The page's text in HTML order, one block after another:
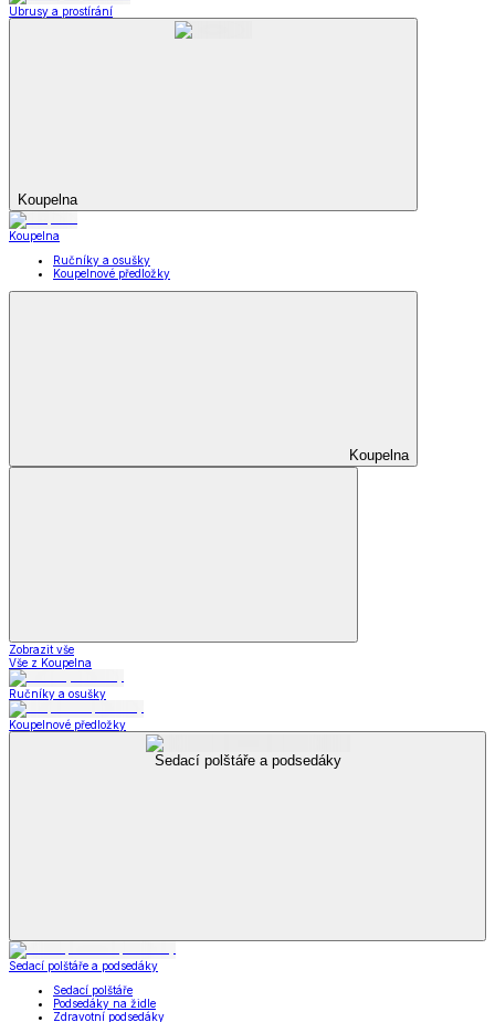
Ubrusy a prostírání
Koupelna
Koupelna
Ručníky a osušky
Koupelnové předložky
Koupelna
Zobrazit vše
Vše z Koupelna
Ručníky a osušky
Koupelnové předložky
Sedací polštáře a podsedáky
Sedací polštáře a podsedáky
Sedací polštáře
Podsedáky na židle
Zdravotní podsedáky